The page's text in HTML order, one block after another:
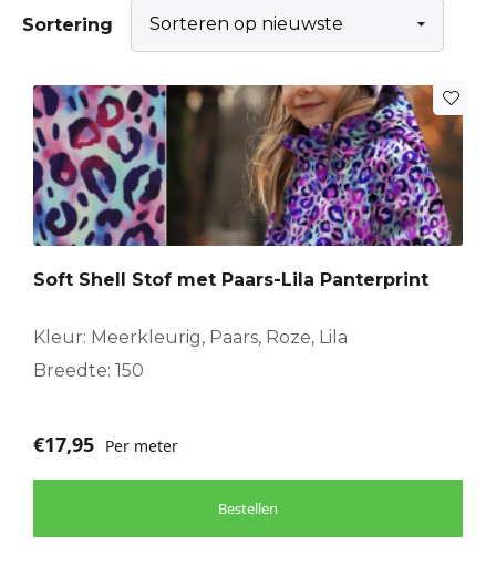
Sortering
Soft Shell Stof met Paars-Lila Panterprint
Kleur: Meerkleurig, Paars, Roze, Lila
Breedte: 150
€17,95 Per meter
Bestellen